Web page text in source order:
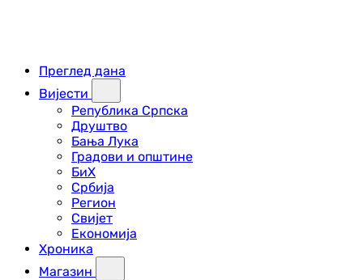
Преглед дана
Вијести
Република Српска
Друштво
Бања Лука
Градови и општине
БиХ
Србија
Регион
Свијет
Економија
Хроника
Магазин